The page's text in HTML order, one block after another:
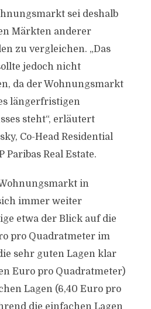
sei deshalb
Märkten anderer
zu vergleichen. „Das
jedoch nicht
da der Wohnungsmarkt
längerfristigen
steht“, erläutert
Co-Head Residential
Paribas Real Estate.
in
immer weiter
etwa der Blick auf die
pro Quadratmeter im
sehr guten Lagen klar
Euro pro Quadratmeter)
Lagen (6,40 Euro pro
die einfachen Lagen